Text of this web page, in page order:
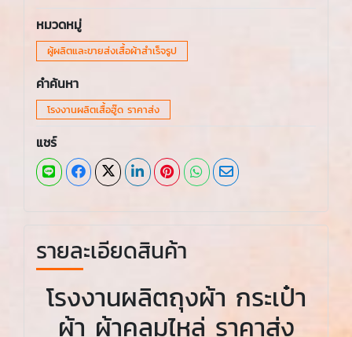
หมวดหมู่
ผู้ผลิตและขายส่งเสื้อผ้าสำเร็จรูป
คำค้นหา
โรงงานผลิตเสื้อฮู๊ด ราคาส่ง
แชร์
รายละเอียดสินค้า
โรงงานผลิตถุงผ้า กระเป๋า
ผ้า ผ้าคลุมไหล่ ราคาส่ง